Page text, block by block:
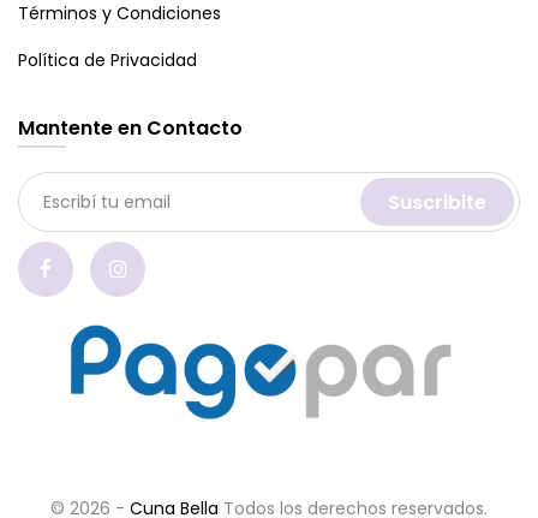
Términos y Condiciones
Política de Privacidad
Mantente en Contacto
Suscribite
© 2026 - Cuna Bella Todos los derechos reservados.